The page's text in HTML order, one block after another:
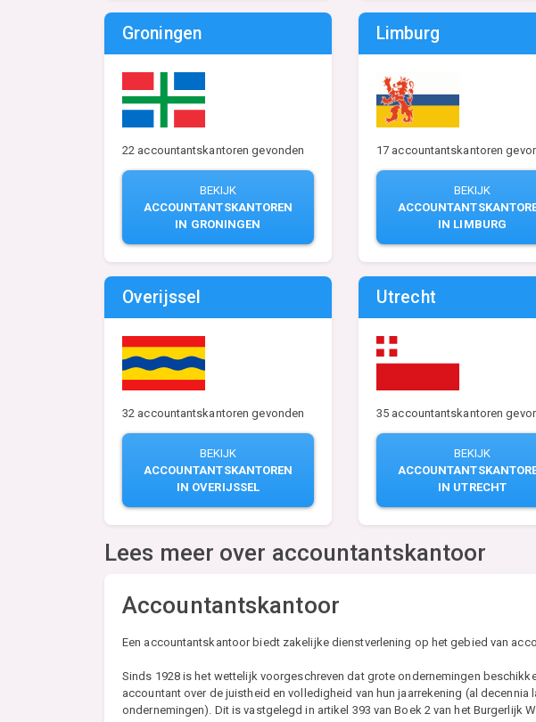
Groningen
22 accountantskantoren gevonden
BEKIJK
ACCOUNTANTSKANTOREN
IN GRONINGEN
Limburg
17 accountantskantoren
BEKIJK
IN LIMBURG
Overijssel
32 accountantskantoren gevonden
BEKIJK
ACCOUNTANTSKANTOREN
IN OVERIJSSEL
Utrecht
35 accountantskantoren
BEKIJK
IN UTRECHT
Lees meer over accountantskantoor
Accountantskantoor
Een accountantskantoor biedt zakelijke dienstverlening op het gebied van
Sinds 1928 is het wettelijk voorgeschreven dat grote ondernemingen
accountant over de juistheid en volledigheid van hun jaarrekening (al
ondernemingen). Dit is vastgelegd in artikel 393 van Boek 2 van het Burgerlijk